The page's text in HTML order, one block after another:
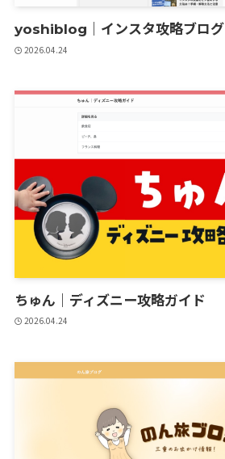
yoshiblog｜インスタ攻略ブログ
2026.04.24
ちゅん｜ディズニー攻略ガイド
2026.04.24